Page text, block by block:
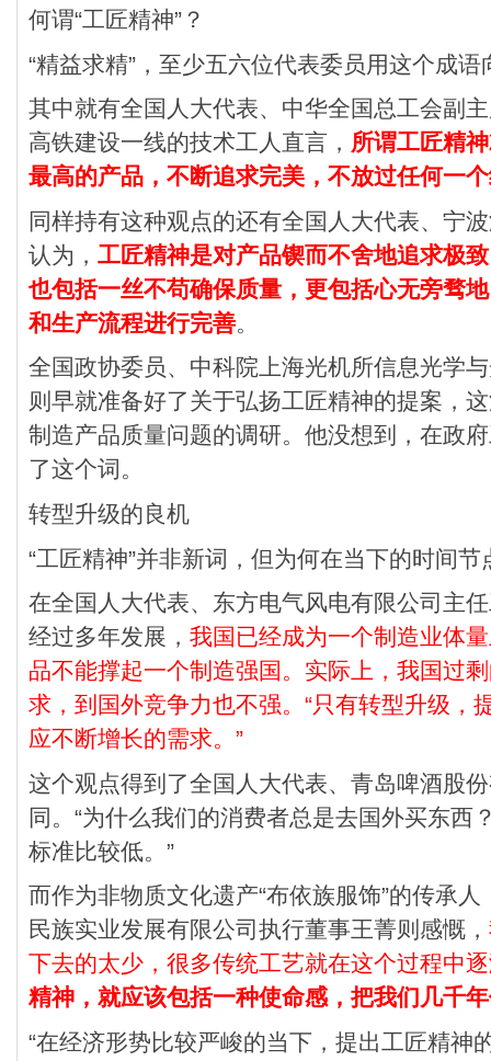
何谓“工匠精神”？
“精益求精”，至少五六位代表委员用这个成
其中就有全国人大代表、中华全国总工会副
高铁建设一线的技术工人直言， 所谓工匠精
最高的产品，不断追求完美，不放过任何一
同样持有这种观点的还有全国人大代表、宁
认为， 工匠精神是对产品锲而不舍地追求极
也包括一丝不苟确保质量，更包括心无旁骛
和生产流程进行完善。
全国政协委员、中科院上海光机所信息光学
则早就准备好了关于弘扬工匠精神的提案，
制造产品质量问题的调研。他没想到，在政
了这个词。
转型升级的良机
“工匠精神”并非新词，但为何在当下的时间
在全国人大代表、东方电气风电有限公司主
经过多年发展， 我国已经成为一个制造业体
品不能撑起一个制造强国。实际上，我国过
求，到国外竞争力也不强。“只有转型升级，
应不断增长的需求。”
这个观点得到了全国人大代表、青岛啤酒股
同。“为什么我们的消费者总是去国外买东西
标准比较低。”
而作为非物质文化遗产“布依族服饰”的传承
民族实业发展有限公司执行董事王菁则感慨，
下去的太少，很多传统工艺就在这个过程中
精神，就应该包括一种使命感，把我们几千
“在经济形势比较严峻的当下，提出工匠精神